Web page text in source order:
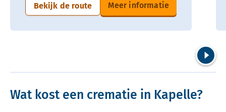
Bekijk de route Meer informatie
Wat kost een crematie in Kapelle?